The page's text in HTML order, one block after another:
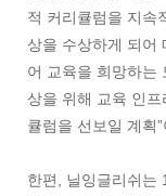
적 커리큘럼을 지속
상을 수상하게 되어
어 교육을 희망하는
상을 위해 교육 인
큘럼을 선보일 계획
한편, 닐잉글리쉬는